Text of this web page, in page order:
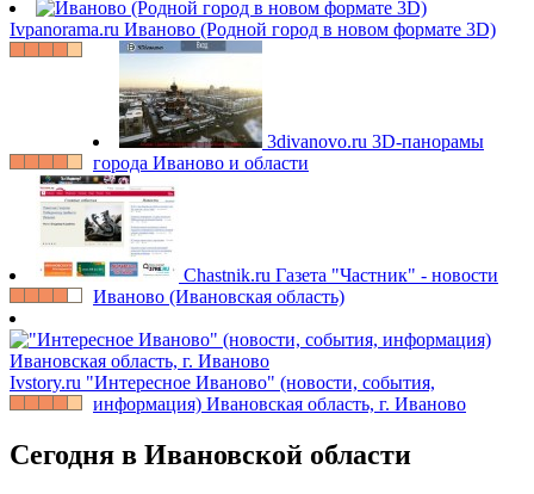
Ivpanorama.ru Иваново (Родной город в новом формате 3D)
3divanovo.ru 3D-панорамы
города Иваново и области
Chastnik.ru Газета "Частник" - новости
Иваново (Ивановская область)
Ivstory.ru "Интересное Иваново" (новости, события,
информация) Ивановская область, г. Иваново
Сегодня в Ивановской области